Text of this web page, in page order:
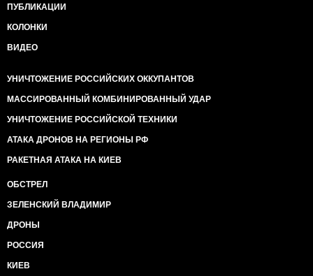
ПУБЛИКАЦИИ
КОЛОНКИ
ВИДЕО
УНИЧТОЖЕНИЕ РОССИЙСКИХ ОККУПАНТОВ
МАССИРОВАННЫЙ КОМБИНИРОВАННЫЙ УДАР
УНИЧТОЖЕНИЕ РОССИЙСКОЙ ТЕХНИКИ
АТАКА ДРОНОВ НА РЕГИОНЫ РФ
РАКЕТНАЯ АТАКА НА КИЕВ
ОБСТРЕЛ
ЗЕЛЕНСКИЙ ВЛАДИМИР
ДРОНЫ
РОССИЯ
КИЕВ